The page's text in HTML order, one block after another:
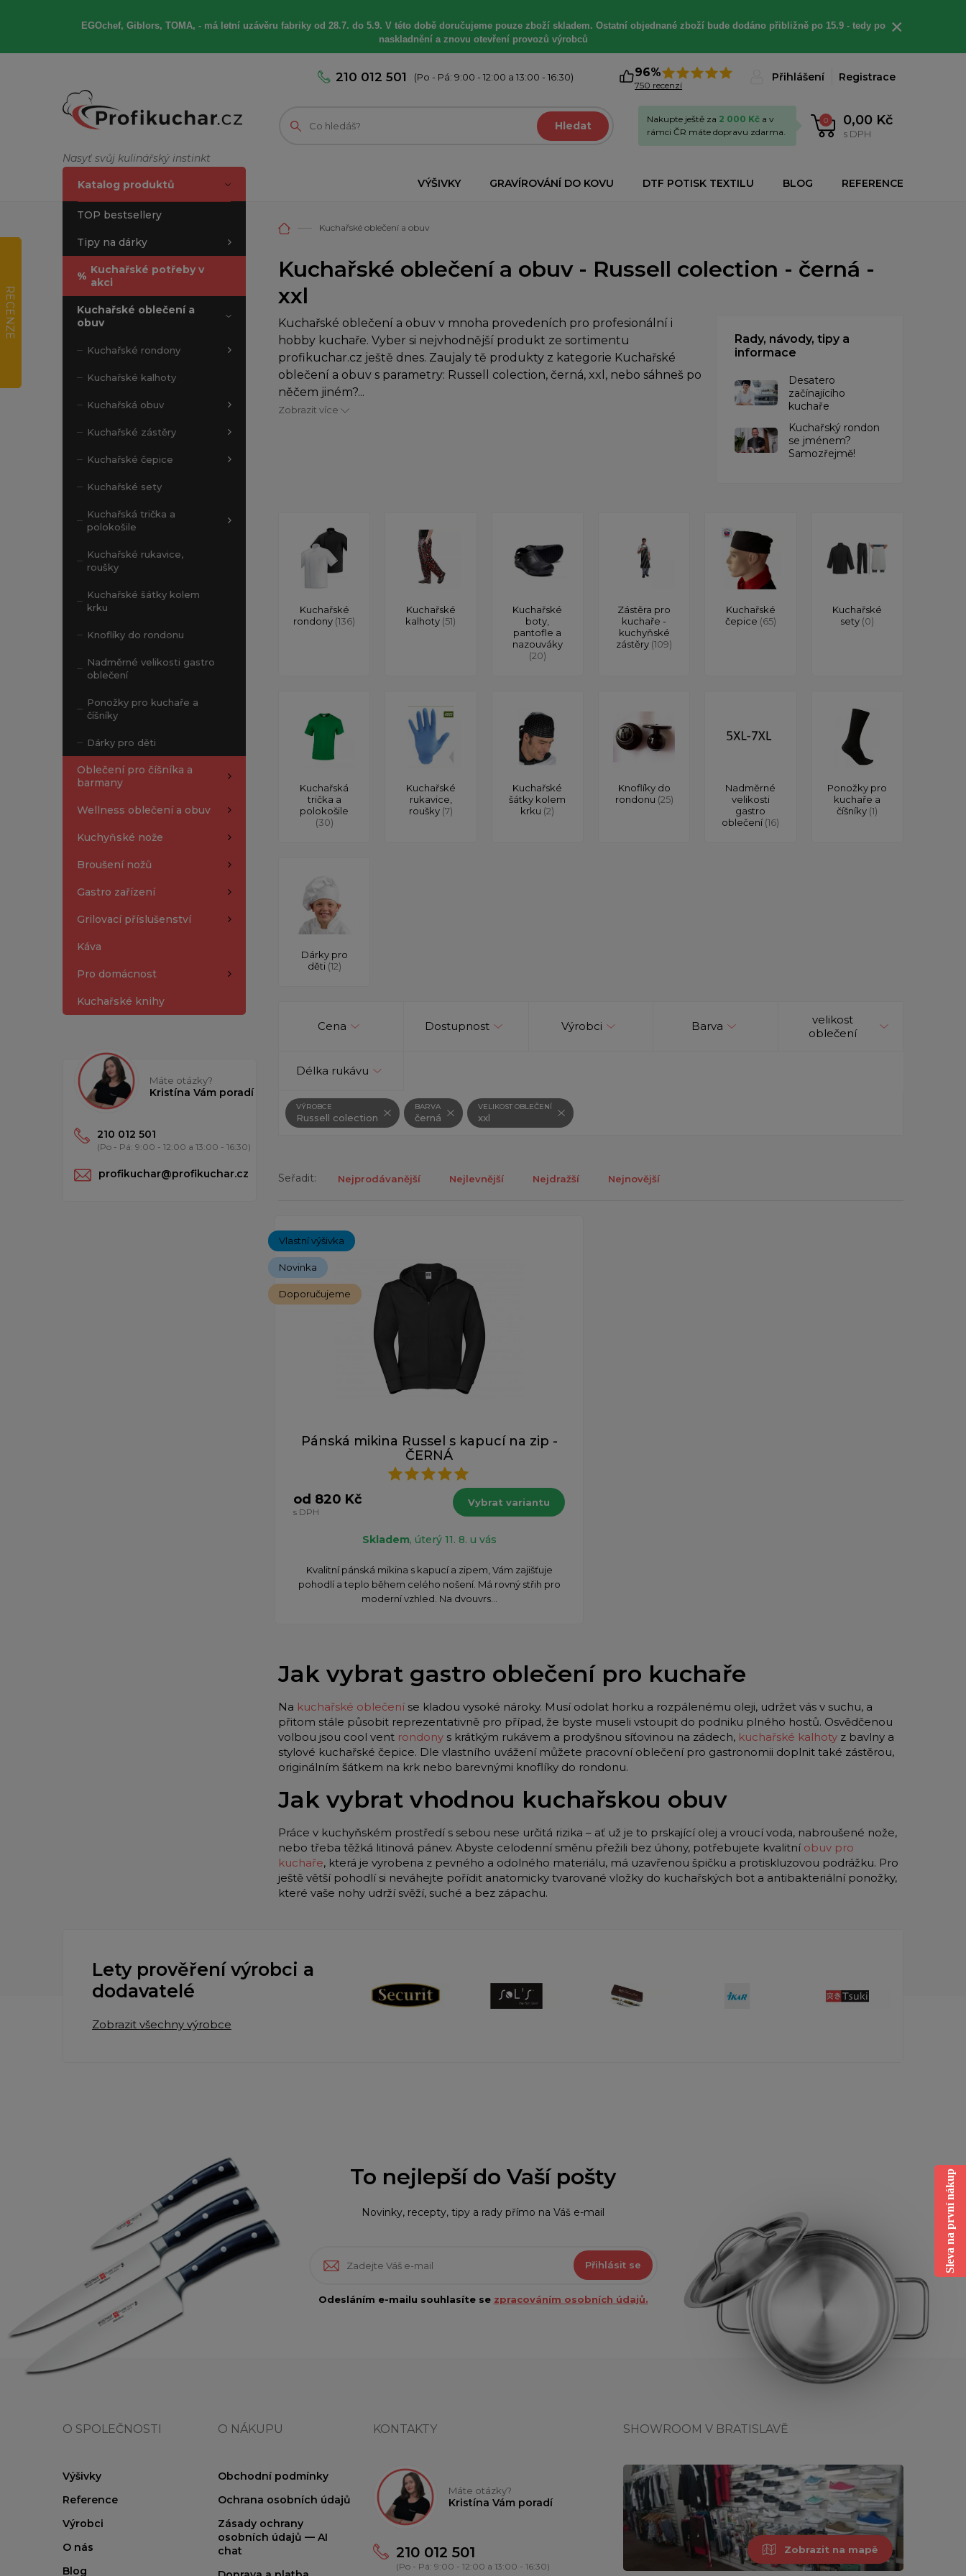
EGOchef, Giblors, TOMA, -má letní uzávěru fabriky od 28.7. do 5.9. V této době doručujeme pouze zboží skladem. Ostatní objednané zboží bude dodáno přibližně po 15.9 - tedy po
naskladnění a znovu otevření provozů výrobců
×
Nasyť svůj kulinářský instinkt
210 012 501 (Po - Pá: 9:00 - 12:00 a 13:00 - 16:30) 96%
750 recenzí
Přihlášení Registrace
Hledat 0 0,00 Kč
s DPH
Nakupte ještě za 2 000 Kč a v
rámci ČR máte dopravu zdarma.
VÝŠIVKY GRAVÍROVÁNÍ DO KOVU DTF POTISK TEXTILU BLOG REFERENCE
Katalog produktů
TOP bestsellery
Tipy na dárky
% Kuchařské potřeby v
akci
Kuchařské oblečení a
obuv
Kuchařské rondony
Kuchařské kalhoty
Kuchařská obuv
Kuchařské zástěry
Kuchařské čepice
Kuchařské sety
Kuchařská trička a
polokošile
Kuchařské rukavice,
roušky
Kuchařské šátky kolem
krku
Knoflíky do rondonu
Nadměrné velikosti gastro
oblečení
Ponožky pro kuchaře a
číšníky
Dárky pro děti
Oblečení pro číšníka a
barmany
Wellness oblečení a obuv
Kuchyňské nože
Broušení nožů
Gastro zařízení
Grilovací příslušenství
Káva
Pro domácnost
Kuchařské knihy
Máte otázky?
Kristína Vám poradí
210 012 501
(Po - Pá: 9:00 - 12:00 a 13:00 - 16:30)
profikuchar@profikuchar.cz
Kuchařské oblečení a obuv
Kuchařské oblečení a obuv - Russell colection - černá -
xxl
Kuchařské oblečení a obuv v mnoha provedeních pro profesionální i
hobby kuchaře. Vyber si nejvhodnější produkt ze sortimentu
profikuchar.cz ještě dnes. Zaujaly tě produkty z kategorie Kuchařské
oblečení a obuv s parametry: Russell colection, černá, xxl, nebo sáhneš po
něčem jiném?...
Zobrazit více
Rady, návody, tipy a
informace
Desatero
začínajícího
kuchaře
Kuchařský rondon
se jménem?
Samozřejmě!
Kuchařské
rondony (136)
Kuchařské
kalhoty (51)
Kuchařské
boty,
pantofle a
nazouváky
(20)
Zástěra pro
kuchaře -
kuchyňské
zástěry (109)
Kuchařské
čepice (65)
Kuchařské
sety (0)
Kuchařská
trička a
polokošile
(30)
Kuchařské
rukavice,
roušky (7)
Kuchařské
šátky kolem
krku (2)
Knoflíky do
rondonu (25)
Nadměrné
velikosti
gastro
oblečení(16)
Ponožky pro
kuchaře a
číšníky (1)
Dárky pro
děti (12)
Cena Dostupnost Výrobci Barva
velikost
oblečení
Délka rukávu
VÝROBCE
Russell colection
BARVA
černá
VELIKOST OBLEČENÍ
xxl
Seřadit: Nejprodávanější Nejlevnější Nejdražší Nejnovější
Vlastní výšivka
Novinka
Doporučujeme
Pánská mikina Russel s kapucí na zip -
ČERNÁ
od 820 Kč
s DPH
Vybrat variantu
Skladem, úterý 11. 8. u vás
Kvalitní pánská mikina s kapucí a zipem, Vám zajišťuje
pohodlí a teplo během celého nošení. Má rovný střih pro
moderní vzhled. Na dvouvrs...
Jak vybrat gastro oblečení pro kuchaře
Na kuchařské oblečeníse kladou vysoké nároky. Musí odolat horku a rozpálenému oleji, udržet vás v suchu, a
přitom stále působit reprezentativně pro případ, že byste museli vstoupit do podniku plného hostů. Osvědčenou
volbou jsou cool vent rondony s krátkým rukávem a prodyšnou síťovinou na zádech, kuchařské kalhoty z bavlny a
stylové kuchařské čepice. Dle vlastního uvážení můžete pracovní oblečení pro gastronomii doplnit také zástěrou,
originálním šátkem na krk nebo barevnými knoflíky do rondonu.
Jak vybrat vhodnou kuchařskou obuv
Práce v kuchyňském prostředí s sebou nese určitá rizika – ať už je to prskající olej a vroucí voda, nabroušené nože,
nebo třeba těžká litinová pánev. Abyste celodenní směnu přežili bez úhony, potřebujete kvalitní obuv pro
kuchaře, která je vyrobena z pevného a odolného materiálu, má uzavřenou špičku a protiskluzovou podrážku. Pro
ještě větší pohodlí si neváhejte pořídit anatomicky tvarované vložky do kuchařských bot a antibakteriální ponožky,
které vaše nohy udrží svěží, suché a bez zápachu.
Lety prověření výrobci a
dodavatelé
Zobrazit všechny výrobce
To nejlepší do Vaší pošty
Novinky, recepty, tipy a rady přímo na Váš e-mail
Přihlásit se
Odesláním e-mailu souhlasíte se zpracováním osobních údajů.
O SPOLEČNOSTI
Výšivky
Reference
Výrobci
O nás
Blog
O NÁKUPU
Obchodní podmínky
Ochrana osobních údajů
Zásady ochrany
osobních údajů — AI
chat
KONTAKTY
Máte otázky?
Kristína Vám poradí
210 012 501
(Po - Pá: 9:00 - 12:00 a 13:00 - 16:30)
SHOWROOM V BRATISLAVĚ
Zobrazit na mapě
RECENZE
Sleva na první nákup